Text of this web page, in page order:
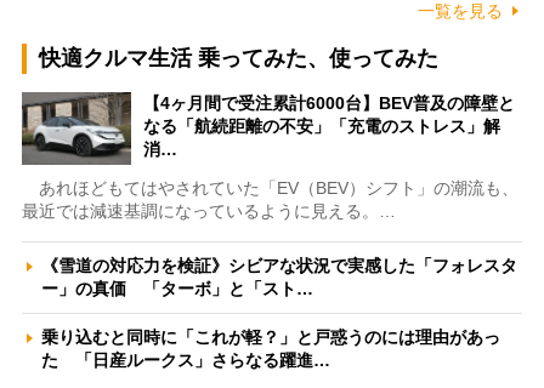
一覧を見る
快適クルマ生活 乗ってみた、使ってみた
【4ヶ月間で受注累計6000台】BEV普及の障壁と
なる「航続距離の不安」「充電のストレス」解
消…
あれほどもてはやされていた「EV（BEV）シフト」の潮流も、
最近では減速基調になっているように見える。…
《雪道の対応力を検証》シビアな状況で実感した「フォレスタ
ー」の真価 「ターボ」と「スト…
乗り込むと同時に「これが軽？」と戸惑うのには理由があっ
た 「日産ルークス」さらなる躍進…